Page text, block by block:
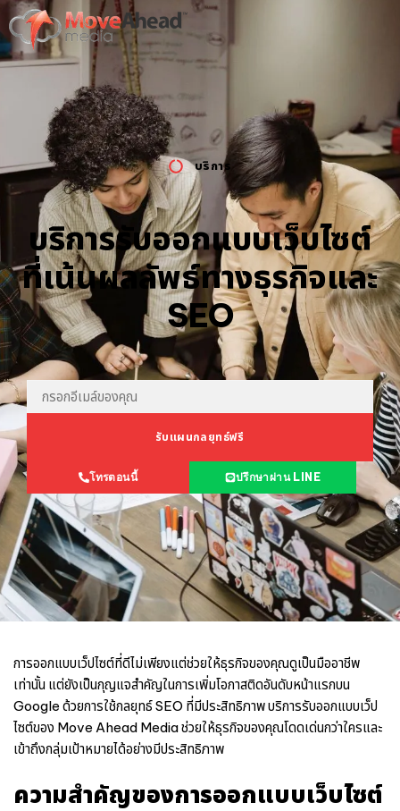
บริการ
บริการรับออกแบบเว็บไซต์
ที่เน้นผลลัพธ์ทางธุรกิจและ
SEO
รับแผนกลยุทธ์ฟรี
โทรตอนนี้ ปรึกษาผ่าน LINE
การออกแบบเว็ปไซต์ที่ดีไม่เพียงแต่ช่วยให้ธุรกิจของคุณดูเป็นมืออาชีพ
เท่านั้น แต่ยังเป็นกุญแจสำคัญในการเพิ่มโอกาสติดอันดับหน้าแรกบน
Google ด้วยการใช้กลยุทธ์ SEO ที่มีประสิทธิภาพ บริการรับออกแบบเว็ป
ไซต์ของ Move Ahead Mediaช่วยให้ธุรกิจของคุณโดดเด่นกว่าใครและ
เข้าถึงกลุ่มเป้าหมายได้อย่างมีประสิทธิภาพ
ความสำคัญของการออกแบบเว็บไซต์